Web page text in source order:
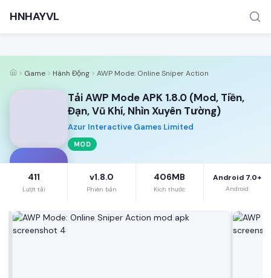
TÌM KIẾM PHỔ BIẾN
MOD APK Game offline Ứng dụng miễn phí
HNHAYVL
Game Hành Động AWP Mode: Online Sniper Action
A
Tải AWP Mode APK 1.8.0 (Mod, Tiền,
Đạn, Vũ Khí, Nhìn Xuyên Tường)
Azur Interactive Games Limited
MOD
411
Lượt tải
v1.8.0
Phiên bản
406MB
Kích thước
Android 7.0+
Android